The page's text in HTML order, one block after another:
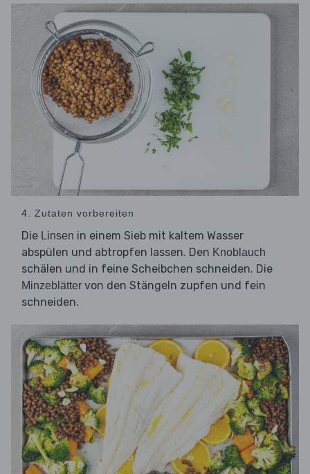
4. Zutaten vorbereiten
Die Linsen in einem Sieb mit kaltem Wasser
abspülen und abtropfen lassen. Den Knoblauch
schälen und in feine Scheibchen schneiden. Die
Minzeblätter von den Stängeln zupfen und fein
schneiden.